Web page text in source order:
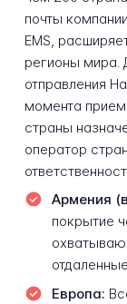
почты
EMS,
регионы мира.
отправления
момента
страны
оператор
Армения
покрытие
Европа: